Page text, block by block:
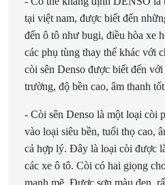
tại việt nam, được biết đến
đến ô tô như bugi, điều hòa xe
các phụ tùng thay thế khác với
còi sên Denso được biết đến
trường, độ bền cao, âm thanh
- Còi sên Denso là một loại còi
vào loại siêu bền, tuổi thọ cao,
cả hợp lý. Đây là loại còi được
các xe ô tô. Còi có hai giọng
mạnh mẽ. Được sơn màu đen,